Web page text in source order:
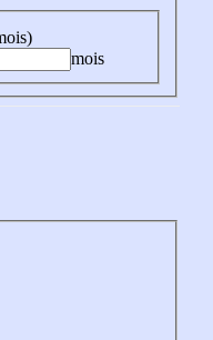
mois